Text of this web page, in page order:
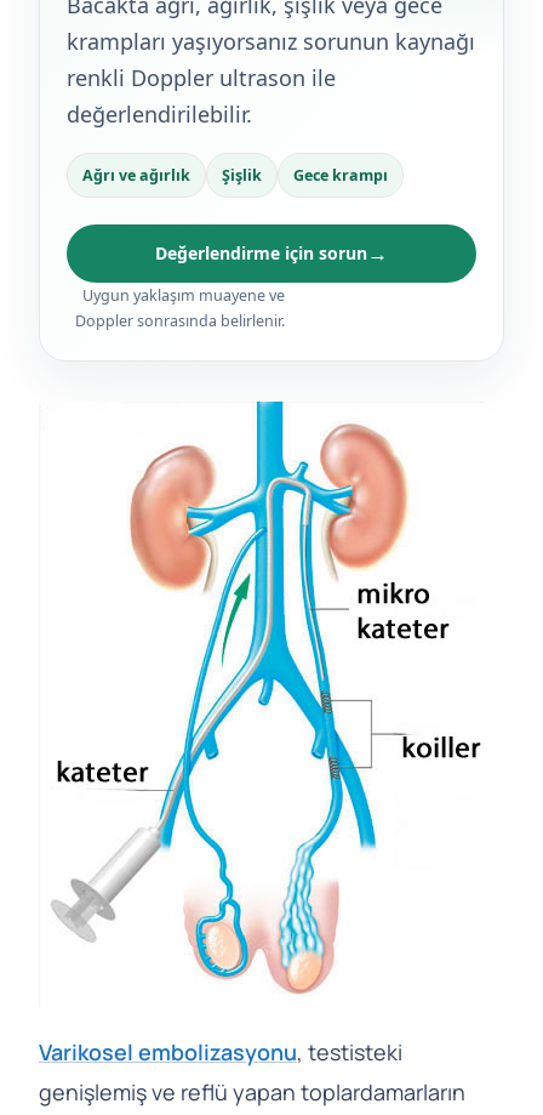
krampları yaşıyorsanız sorunun kaynağı
renkli Doppler ultrason ile
değerlendirilebilir.
Ağrı ve ağırlık Şişlik Gece krampı
Değerlendirme için sorun→
Uygun yaklaşım muayene ve
Doppler sonrasında belirlenir.
Varikosel embolizasyonu, testisteki
genişlemiş ve reflü yapan toplardamarların